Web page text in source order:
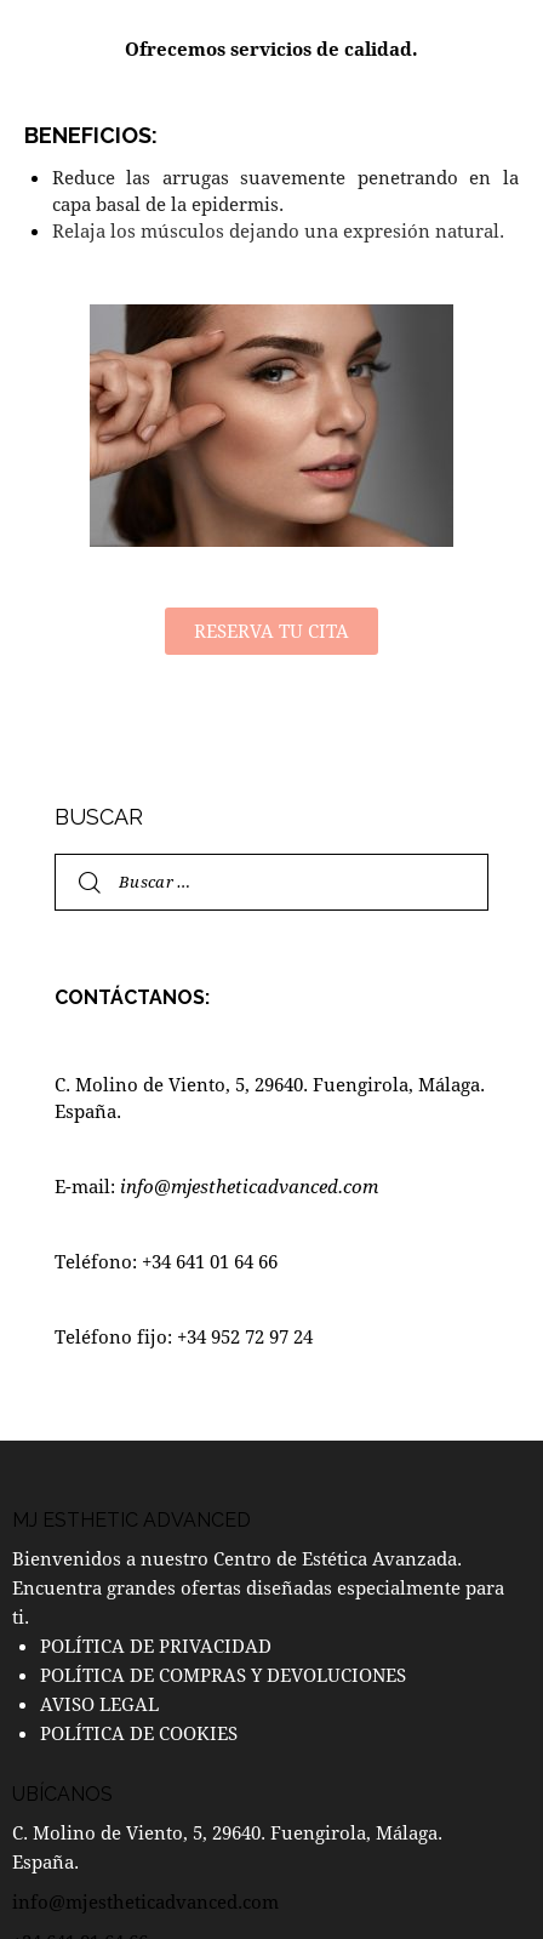
Ofrecemos servicios de calidad.
BENEFICIOS:
Reduce las arrugas suavemente penetrando en la
capa basal de la epidermis.
Relaja los músculos dejando una expresión natural.
RESERVA TU CITA
BUSCAR
CONTÁCTANOS:
C. Molino de Viento, 5, 29640. Fuengirola, Málaga.
España.
E-mail: info@mjestheticadvanced.com
Teléfono: +34 641 01 64 66
Teléfono fijo: +34 952 72 97 24
MJ ESTHETIC ADVANCED
Bienvenidos a nuestro Centro de Estética Avanzada.
Encuentra grandes ofertas diseñadas especialmente para
ti.
POLÍTICA DE PRIVACIDAD
POLÍTICA DE COMPRAS Y DEVOLUCIONES
AVISO LEGAL
POLÍTICA DE COOKIES
UBÍCANOS
C. Molino de Viento, 5, 29640. Fuengirola, Málaga.
España.
info@mjestheticadvanced.com